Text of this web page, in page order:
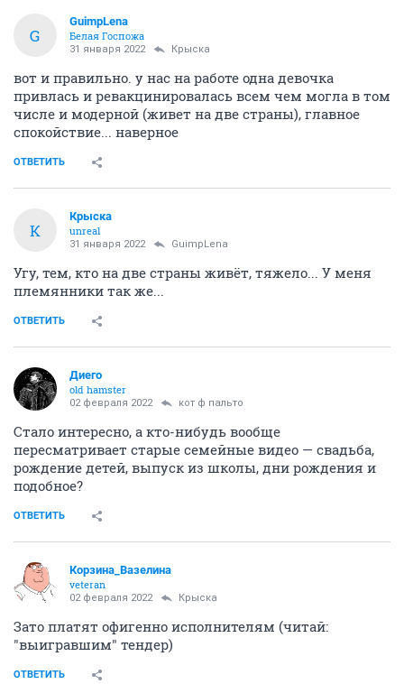
G
GuimpLena
Белая Госпожа
31 января 2022 Крыска
вот и правильно. у нас на работе одна девочка
привлась и ревакцинировалась всем чем могла в том
числе и модерной (живет на две страны), главное
спокойствие... наверное
ОТВЕТИТЬ
К
Крыска
unreal
31 января 2022 GuimpLena
Угу, тем, кто на две страны живёт, тяжело... У меня
племянники так же...
ОТВЕТИТЬ
Диего
old hamster
02 февраля 2022 кот ф пальто
Стало интересно, а кто-нибудь вообще
пересматривает старые семейные видео — свадьба,
рождение детей, выпуск из школы, дни рождения и
подобное?
ОТВЕТИТЬ
Корзина_Вазелина
veteran
02 февраля 2022 Крыска
Зато платят офигенно исполнителям (читай:
"выигравшим" тендер)
ОТВЕТИТЬ